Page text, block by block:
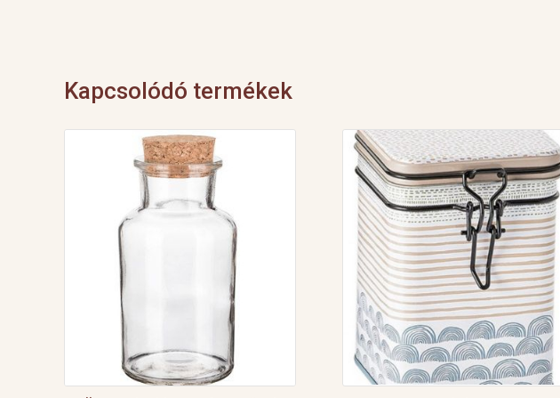
Kapcsolódó termékek